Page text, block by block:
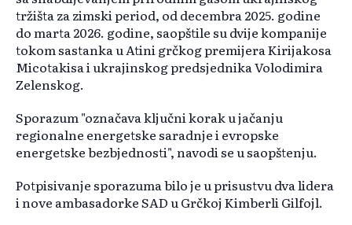
tržišta za zimski period, od decembra 2025. godine
do marta 2026. godine, saopštile su dvije kompanije
tokom sastanka u Atini grčkog premijera Kirijakosa
Micotakisa i ukrajinskog predsjednika Volodimira
Zelenskog.
Sporazum "označava ključni korak u jačanju
regionalne energetske saradnje i evropske
energetske bezbjednosti", navodi se u saopštenju.
Potpisivanje sporazuma bilo je u prisustvu dva lidera
i nove ambasadorke SAD u Grčkoj Kimberli Gilfojl.